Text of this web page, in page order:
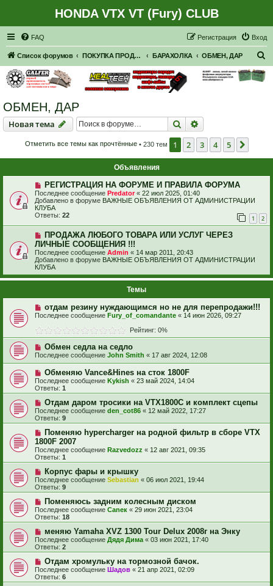
HONDA VTX VT (Fury) CLUB
FAQ Вход
Регистрация
Список форумов ПОКУПКА ПРОДАЖА БАРАХОЛКА ОБМЕН, ДАР
ОБМЕН, ДАР
Новая тема
Новаятема Поиск
Отметить все темы как прочтённые• 230 тем 1 2 3 4 5
Объявления
РЕГИСТРАЦИЯ НА ФОРУМЕ И ПРАВИЛА ФОРУМА
Последнее сообщение Predator« 22 июл 2025, 01:40
Добавлено в форуме ВАЖНЫЕ ОБЪЯВЛЕНИЯ ОТ АДМИНИСТРАЦИИ
КЛУБА
Ответы: 22 1 2
ПРОДАЖА ЛЮБОГО ТОВАРА ИЛИ УСЛУГ ЧЕРЕЗ
ЛИЧНЫЕ СООБЩЕНИЯ !!!
Последнее сообщение Admin « 14 мар 2011, 20:43
Добавлено в форуме ВАЖНЫЕ ОБЪЯВЛЕНИЯ ОТ АДМИНИСТРАЦИИ
КЛУБА
Темы
отдам резину нуждающимся но не для перепродажи!!!
Последнее сообщение Fury_of_comandante « 14 июн 2026, 09:27
Рейтинг: 0%
Обмен седла на седло
Последнее сообщение John Smith « 17 авг 2024, 12:08
Обменяю Vance&Hines на сток 1800F
Последнее сообщение Kykish « 23 май 2024, 14:04
Ответы: 1
Отдам даром тросики на VTX1800C и комплект сцепы
Последнее сообщение den_cot86 « 12 май 2022, 17:27
Ответы: 9
Поменяю hypercharger на родной фильтр в сборе VTX
1800F 2007
Последнее сообщение Razvedozz « 12 авг 2021, 09:35
Ответы: 1
Корпус фары и крышку
Последнее сообщение Sebastian « 06 июл 2021, 19:44
Ответы: 9
Поменяюсь задним колесным диском
Последнее сообщение Caneк « 29 июн 2021, 23:04
Ответы: 18
меняю Yamaha XVZ 1300 Tour Delux 2008г на Энку
Последнее сообщение Дядя Дима « 03 июн 2021, 17:40
Ответы: 2
Отдам хромульку на тормозной бачок.
Последнее сообщение Шадов « 21 апр 2021, 02:09
Ответы: 6